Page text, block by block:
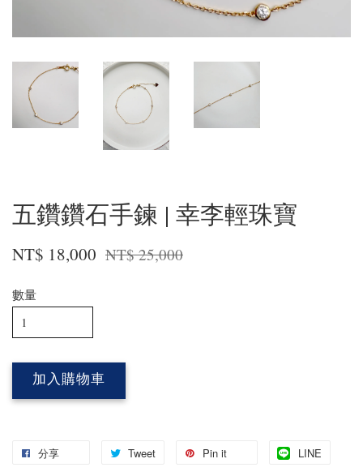
五鑽鑽石手鍊 | 幸李輕珠寶
NT$ 18,000 NT$ 25,000
數量
加入購物車
分享 Tweet Pin it LINE